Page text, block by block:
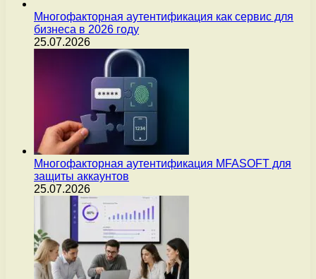
Многофакторная аутентификация как сервис для
бизнеса в 2026 году
25.07.2026
Многофакторная аутентификация MFASOFT для
защиты аккаунтов
25.07.2026